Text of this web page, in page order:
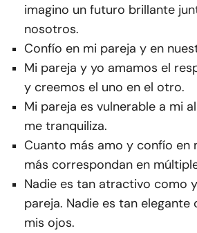
imagino un futuro brillante
nosotros.
Confío en mi pareja y en
Mi pareja y yo amamos el
y creemos el uno en el otro.
Mi pareja es vulnerable a mi
me tranquiliza.
Cuanto más amo y confío en
más correspondan en
Nadie es tan atractivo como
pareja. Nadie es tan elegante
mis ojos.